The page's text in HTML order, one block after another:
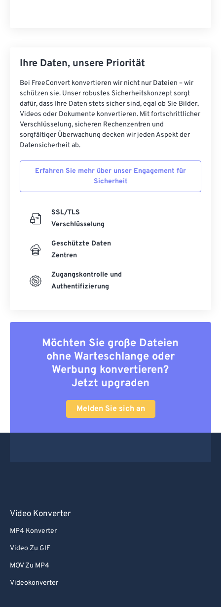
Ihre Daten, unsere Priorität
Bei FreeConvert konvertieren wir nicht nur Dateien – wir
schützen sie. Unser robustes Sicherheitskonzept sorgt
dafür, dass Ihre Daten stets sicher sind, egal ob Sie Bilder,
Videos oder Dokumente konvertieren. Mit fortschrittlicher
Verschlüsselung, sicheren Rechenzentren und
sorgfältiger Überwachung decken wir jeden Aspekt der
Datensicherheit ab.
Erfahren Sie mehr über unser Engagement für
Sicherheit
SSL/TLS
Verschlüsselung
Geschützte Daten
Zentren
Zugangskontrolle und
Authentifizierung
Möchten Sie große Dateien
ohne Warteschlange oder
Werbung konvertieren?
Jetzt upgraden
Melden Sie sich an
Video Konverter
MP4 Konverter
Video Zu GIF
MOV Zu MP4
Videokonverter